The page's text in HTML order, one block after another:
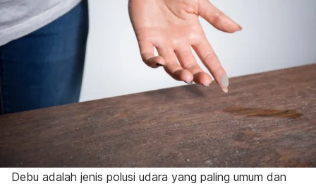
Debu adalah jenis polusi udara yang paling umum dan